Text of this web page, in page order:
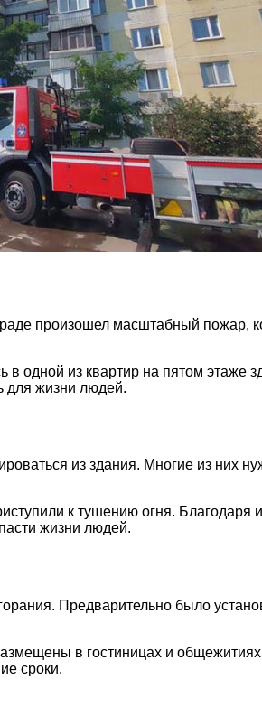
произошел масштабный пожар,
одной из квартир на пятом этаже
для жизни людей.
из здания. Многие из них
к тушению огня.
жизни людей.
Предварительно было
в гостиницах и
сроки.